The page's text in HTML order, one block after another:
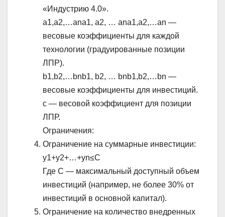
«Индустрию 4.0».
a1,a2,…ana1, a2, … ana1,a2,…an —
весовые коэффициенты для каждой
технологии (градуированные позиции
ЛПР).
b1,b2,…bnb1, b2, … bnb1,b2,…bn —
весовые коэффициенты для инвестиций.
c — весовой коэффициент для позиции
ЛПР.
Ограничения:
Ограничение на суммарные инвестиции:
y1+y2+…+yn≤C
Где C — максимальный доступный объем
инвестиций (например, не более 30% от
инвестиций в основной капитал).
Ограничение на количество внедренных